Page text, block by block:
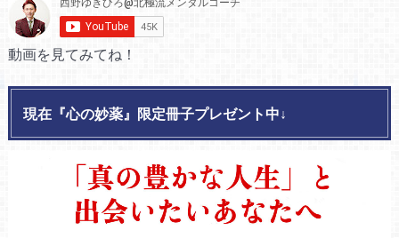
動画を見てみてね！
現在『心の妙薬』限定冊子プレゼント中↓